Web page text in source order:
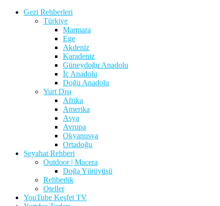
Gezi Rehberleri
Türkiye
Marmara
Ege
Akdeniz
Karadeniz
Güneydoğu Anadolu
İç Anadolu
Doğu Anadolu
Yurt Dışı
Afrika
Amerika
Asya
Avrupa
Okyanusya
Ortadoğu
Seyahat Rehberi
Outdoor | Macera
Doğa Yürüyüşü
Rehberlik
Oteller
YouTube Keşfet TV